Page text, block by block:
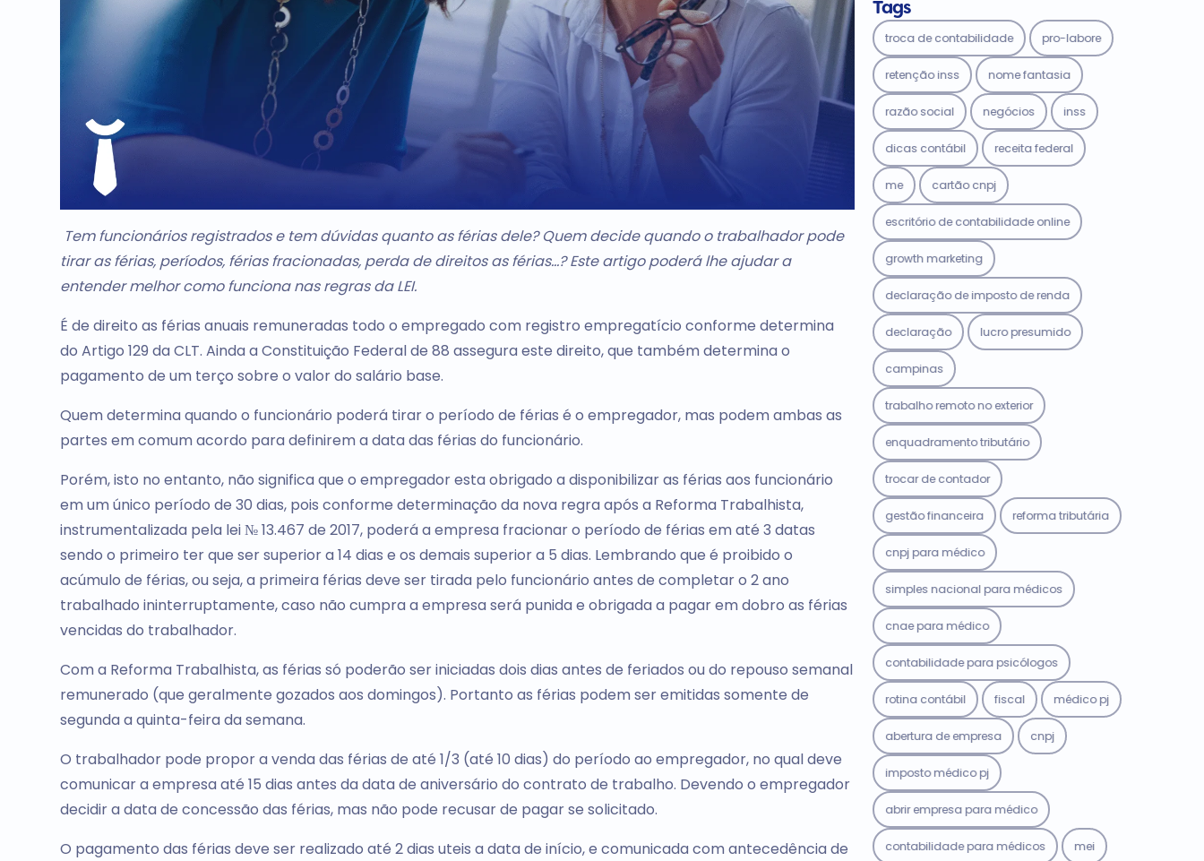
Tem funcionários registrados e tem dúvidas quanto as férias dele? Quem decide quando o trabalhador pode
tirar as férias, períodos, férias fracionadas, perda de direitos as férias…? Este artigo poderá lhe ajudar a
entender melhor como funciona nas regras da LEI.
É de direito as férias anuais remuneradas todo o empregado com registro empregatício conforme determina
do Artigo 129 da CLT. Ainda a Constituição Federal de 88 assegura este direito, que também determina o
pagamento de um terço sobre o valor do salário base.
Quem determina quando o funcionário poderá tirar o período de férias é o empregador, mas podem ambas as
partes em comum acordo para definirem a data das férias do funcionário.
Porém, isto no entanto, não significa que o empregador esta obrigado a disponibilizar as férias aos funcionário
em um único período de 30 dias, pois conforme determinação da nova regra após a Reforma Trabalhista,
instrumentalizada pela lei № 13.467 de 2017, poderá a empresa fracionar o período de férias em até 3 datas
sendo o primeiro ter que ser superior a 14 dias e os demais superior a 5 dias. Lembrando que é proibido o
acúmulo de férias, ou seja, a primeira férias deve ser tirada pelo funcionário antes de completar o 2 ano
trabalhado ininterruptamente, caso não cumpra a empresa será punida e obrigada a pagar em dobro as férias
vencidas do trabalhador.
Com a Reforma Trabalhista, as férias só poderão ser iniciadas dois dias antes de feriados ou do repouso semanal
remunerado (que geralmente gozados aos domingos). Portanto as férias podem ser emitidas somente de
segunda a quinta-feira da semana.
O trabalhador pode propor a venda das férias de até 1/3 (até 10 dias) do período ao empregador, no qual deve
comunicar a empresa até 15 dias antes da data de aniversário do contrato de trabalho. Devendo o empregador
decidir a data de concessão das férias, mas não pode recusar de pagar se solicitado.
O pagamento das férias deve ser realizado até 2 dias uteis a data de início, e comunicada com antecedência de
Tags
troca de contabilidade pro-labore
retenção inss nome fantasia
razão social negócios inss
dicas contábil receita federal
me cartão cnpj
escritório de contabilidade online
growth marketing
declaração de imposto de renda
declaração lucro presumido
campinas
trabalho remoto no exterior
enquadramento tributário
trocar de contador
gestão financeira reforma tributária
cnpj para médico
simples nacional para médicos
cnae para médico
contabilidade para psicólogos
rotina contábil fiscal médico pj
abertura de empresa cnpj
imposto médico pj
abrir empresa para médico
contabilidade para médicos mei